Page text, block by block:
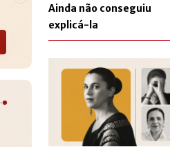
Ainda não conseguiu
explicá-la